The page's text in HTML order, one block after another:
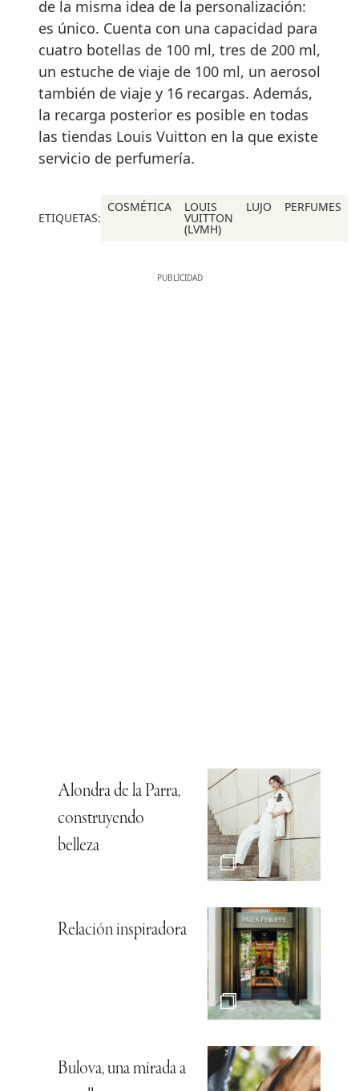
de la misma idea de la personalización:
es único. Cuenta con una capacidad para
cuatro botellas de 100 ml, tres de 200 ml,
un estuche de viaje de 100 ml, un aerosol
también de viaje y 16 recargas. Además,
la recarga posterior es posible en todas
las tiendas Louis Vuitton en la que existe
servicio de perfumería.
ETIQUETAS:
COSMÉTICA LOUIS
VUITTON
(LVMH)
LUJO PERFUMES
Alondra de la Parra,
construyendo
belleza
Relación inspiradora
Bulova, una mirada a